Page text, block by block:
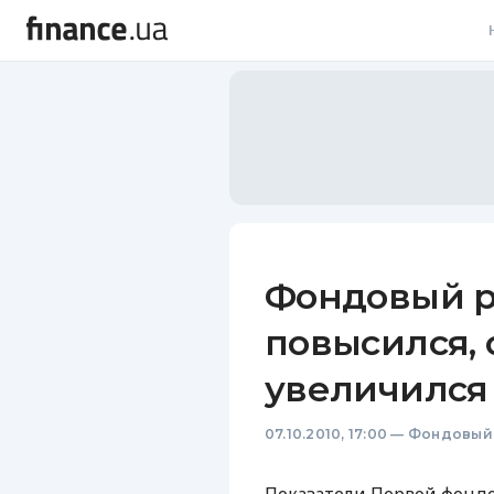
Фондовый
повысился,
увеличился
07.10.2010, 17:00 — Фондовый